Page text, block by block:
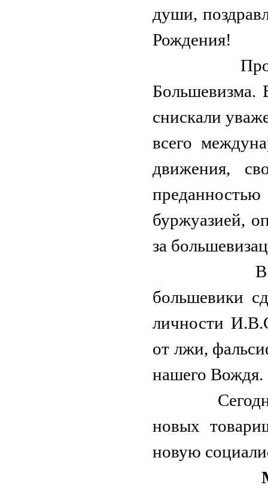
души,
Рождения!
Прошло
Большевизма.
снискали
всего
движения,
буржуазией,
за
В это
большевики
личности
от лжи,
нашего Вождя.
Сегодня
новых
новую